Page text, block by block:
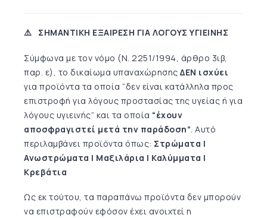
⚠️ ΣΗΜΑΝΤΙΚΗ ΕΞΑΙΡΕΣΗ ΓΙΑ ΛΟΓΟΥΣ ΥΓΙΕΙΝΗΣ
Σύμφωνα με τον νόμο (Ν. 2251/1994, άρθρο 3ιβ,
παρ. ε), το δικαίωμα υπαναχώρησης ΔΕΝ ισχύει
για προϊόντα τα οποία “δεν είναι κατάλληλα προς
επιστροφή για λόγους προστασίας της υγείας ή για
λόγους υγιεινής” και τα οποία “έχουν
αποσφραγιστεί μετά την παράδοση” Αυτό
περιλαμβάνει προϊόντα όπως: Στρώματα |
Ανωστρώματα | Μαξιλάρια | Καλύμματα |
Κρεβάτια
Ως εκ τούτου, τα παραπάνω προϊόντα δεν μπορούν
να επιστραφούν εφόσον έχει ανοιχτεί η